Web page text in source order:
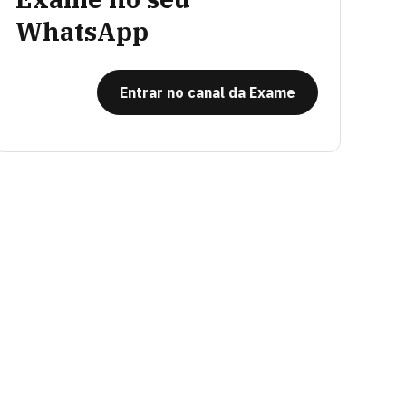
WhatsApp
Entrar no canal da Exame